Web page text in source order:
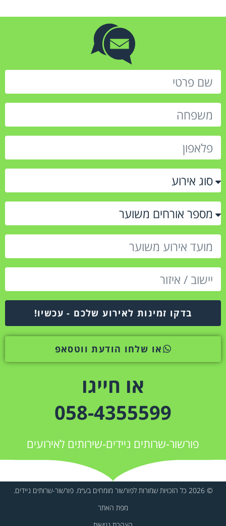
בדקו זמינות לאירוע שלכם - עכשיו!
או שלחו הודעת ווטסאפ
או חייגו
058-4355599
פורשור-שרותים ניידים-שירותים לאירועים
© 2026 כל הזכויות שמורות לפורשור מומחים בע״מ. פורשור-שרותים ניידים.
מפת האתר